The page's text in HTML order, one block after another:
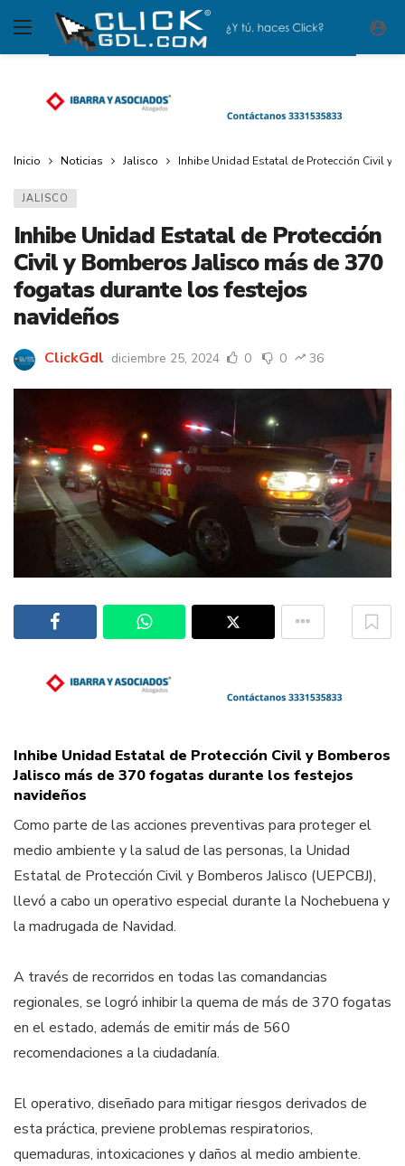
Inicio Noticias Jalisco Inhibe Unidad Estatal de Protección Civil y
JALISCO
Inhibe Unidad Estatal de Protección
Civil y Bomberos Jalisco más de 370
fogatas durante los festejos
navideños
ClickGdl diciembre 25, 2024 0 0 36
Inhibe Unidad Estatal de Protección Civil y Bomberos
Jalisco más de 370 fogatas durante los festejos
navideños
Como parte de las acciones preventivas para proteger el
medio ambiente y la salud de las personas, la Unidad
Estatal de Protección Civil y Bomberos Jalisco (UEPCBJ),
llevó a cabo un operativo especial durante la Nochebuena y
la madrugada de Navidad.
A través de recorridos en todas las comandancias
regionales, se logró inhibir la quema de más de 370 fogatas
en el estado, además de emitir más de 560
recomendaciones a la ciudadanía.
El operativo, diseñado para mitigar riesgos derivados de
esta práctica, previene problemas respiratorios,
quemaduras, intoxicaciones y daños al medio ambiente.